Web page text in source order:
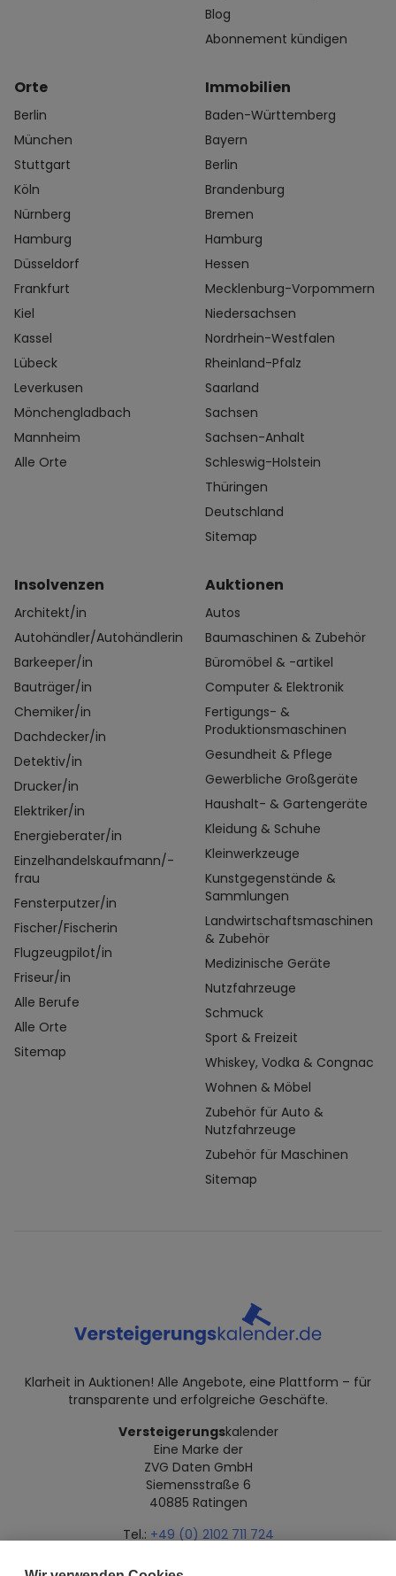
Blog
Abonnement kündigen
Orte
Berlin
München
Stuttgart
Köln
Nürnberg
Hamburg
Düsseldorf
Frankfurt
Kiel
Kassel
Lübeck
Leverkusen
Mönchengladbach
Mannheim
Alle Orte
Immobilien
Baden-Württemberg
Bayern
Berlin
Brandenburg
Bremen
Hamburg
Hessen
Mecklenburg-Vorpommern
Niedersachsen
Nordrhein-Westfalen
Rheinland-Pfalz
Saarland
Sachsen
Sachsen-Anhalt
Schleswig-Holstein
Thüringen
Deutschland
Sitemap
Insolvenzen
Architekt/in
Autohändler/Autohändlerin
Barkeeper/in
Bauträger/in
Chemiker/in
Dachdecker/in
Detektiv/in
Drucker/in
Elektriker/in
Energieberater/in
Einzelhandelskaufmann/-
frau
Fensterputzer/in
Fischer/Fischerin
Flugzeugpilot/in
Friseur/in
Alle Berufe
Alle Orte
Sitemap
Auktionen
Autos
Baumaschinen & Zubehör
Büromöbel & -artikel
Computer & Elektronik
Fertigungs- &
Produktionsmaschinen
Gesundheit & Pflege
Gewerbliche Großgeräte
Haushalt- & Gartengeräte
Kleidung & Schuhe
Kleinwerkzeuge
Kunstgegenstände &
Sammlungen
Landwirtschaftsmaschinen
& Zubehör
Medizinische Geräte
Nutzfahrzeuge
Schmuck
Sport & Freizeit
Whiskey, Vodka & Congnac
Wohnen & Möbel
Zubehör für Auto &
Nutzfahrzeuge
Zubehör für Maschinen
Sitemap
Klarheit in Auktionen! Alle Angebote, eine Plattform – für
transparente und erfolgreiche Geschäfte.
Versteigerungskalender
Eine Marke der
ZVG Daten GmbH
Siemensstraße 6
40885 Ratingen
Tel.: +49 (0) 2102 711 724